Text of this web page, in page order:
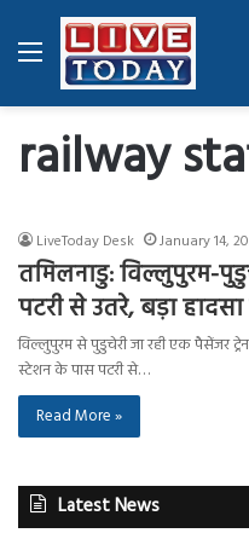
Menu
railway
LiveToday Desk January 14,
तमिलनाडु: विल्लुपुरम-
पटरी से उतरे, बड़ा
विल्लुपुरम से पुडुचेरी जा रही एक पैसेंजर
स्टेशन के पास पटरी से…
Read More »
Latest News